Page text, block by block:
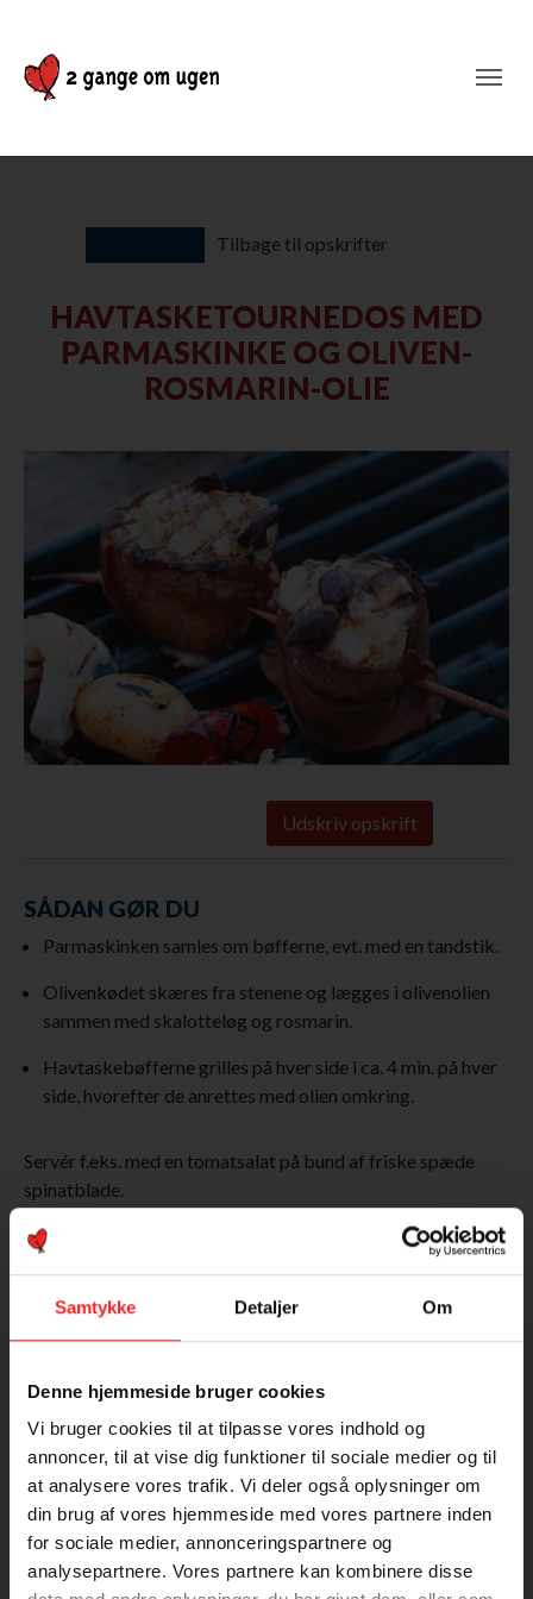
Samtykke Detaljer Om
Denne hjemmeside bruger cookies
Vi bruger cookies til at tilpasse vores indhold og
annoncer, til at vise dig funktioner til sociale medier og til
at analysere vores trafik. Vi deler også oplysninger om
din brug af vores hjemmeside med vores partnere inden
for sociale medier, annonceringspartnere og
analysepartnere. Vores partnere kan kombinere disse
Tilbage til opskrifter
HAVTASKETOURNEDOS MED
PARMASKINKE OG OLIVEN-
ROSMARIN-OLIE
Udskriv opskrift
SÅDAN GØR DU
Parmaskinken samles om bøfferne, evt. med en tandstik.
Olivenkødet skæres fra stenene og lægges i olivenolien
sammen med skalotteløg og rosmarin.
Havtaskebøfferne grilles på hver side i ca. 4 min. på hver
side, hvorefter de anrettes med olien omkring.
Servér f.eks. med en tomatsalat på bund af friske spæde
spinatblade.
køleskab et par dage.
Brugt i denne ret